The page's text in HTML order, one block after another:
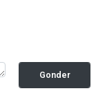
Gonder